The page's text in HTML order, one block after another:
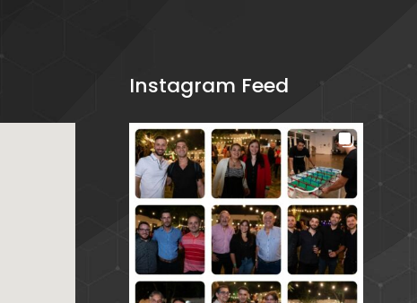
Instagram Feed